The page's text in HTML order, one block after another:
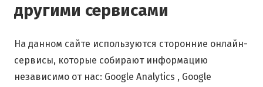
другими сервисами
На данном сайте используются сторонние онлайн-
сервисы, которые собирают информацию
независимо от нас: Google Analytics , Google